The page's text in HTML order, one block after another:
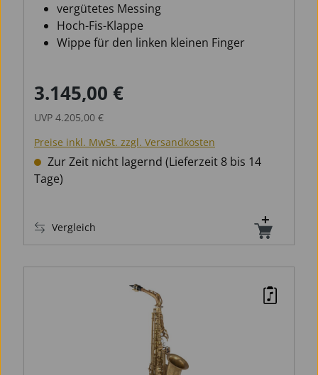
vergütetes Messing
Hoch-Fis-Klappe
Wippe für den linken kleinen Finger
Verkaufspreis:
3.145,00 €
UVP 4.205,00 €
Preise inkl. MwSt. zzgl. Versandkosten
Zur Zeit nicht lagernd (Lieferzeit 8 bis 14
Tage)
Vergleich